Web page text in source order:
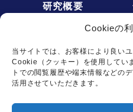
Cookieの
当サイトでは、お客様により良い
Cookie（クッキー）を使用してい
トでの閲覧履歴や端末情報などの
活用させていただきます。
研究概要
お問